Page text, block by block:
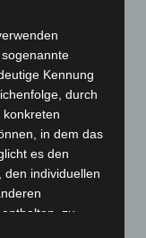
Kennung
durch
in dem das
es den
den individuellen
zu